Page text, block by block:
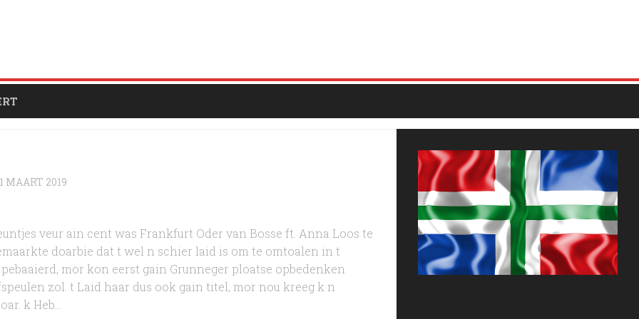
MAART 2019
veur ain cent was Frankfurt Oder van Bosse ft. Anna Loos te
doarbie dat t wel n schier laid is om te omtoalen in t
mor kon eerst gain Grunneger ploatse opbedenken
zol. t Laid haar dus ook gain titel, mor nou kreeg k n
k Heb...